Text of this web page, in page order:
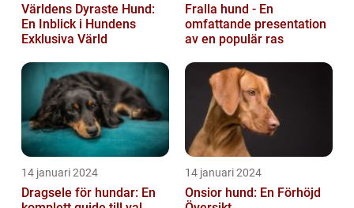
Världens Dyraste Hund:
En Inblick i Hundens
Exklusiva Värld
Fralla hund - En
omfattande presentation
av en populär ras
14 januari 2024
Dragsele för hundar: En
14 januari 2024
Onsior hund: En Förhöjd